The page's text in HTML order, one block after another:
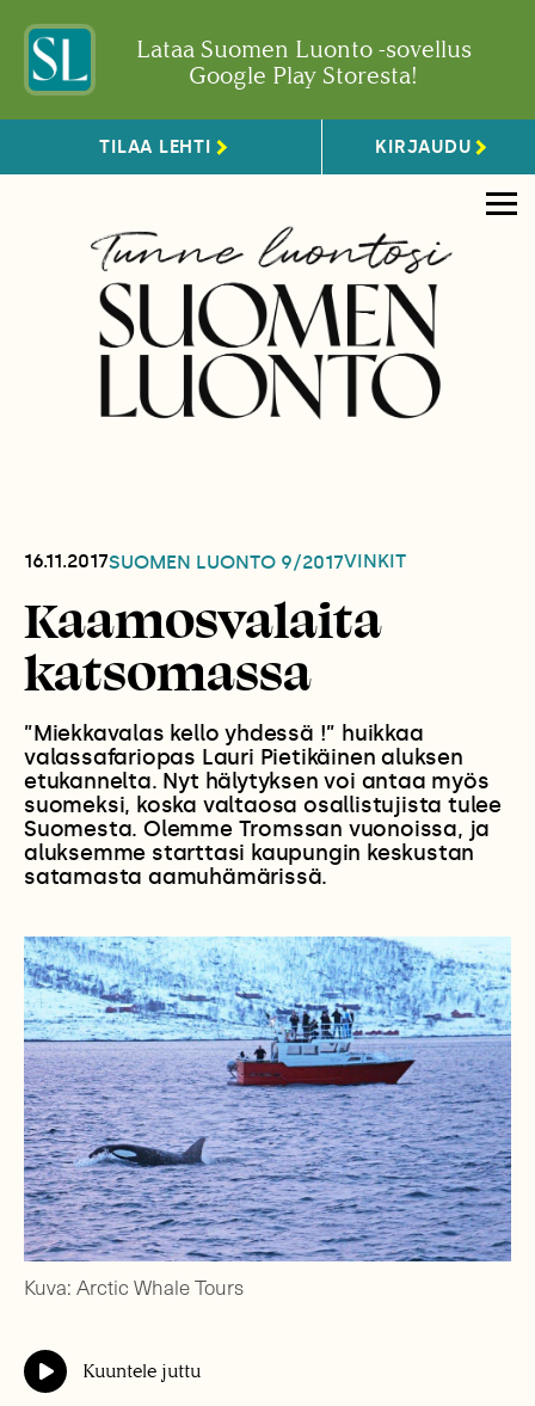
Lataa Suomen Luonto -sovellus
Google Play Storesta!
TILAA LEHTI KIRJAUDU
16.11.2017SUOMEN LUONTO 9/2017VINKIT
Kaamosvalaita
katsomassa
”Miekkavalas kello yhdessä !” huikkaa
valassafariopas Lauri Pietikäinen aluksen
etukannelta. Nyt hälytyksen voi antaa myös
suomeksi, koska valtaosa osallistujista tulee
Suomesta. Olemme Tromssan vuonoissa, ja
aluksemme starttasi kaupungin keskustan
satamasta aamuhämärissä.
Kuva: Arctic Whale Tours
Kuuntele juttu